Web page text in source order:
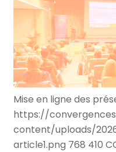
Mise en ligne des
https://
content/uploads/
article1.png 768 410